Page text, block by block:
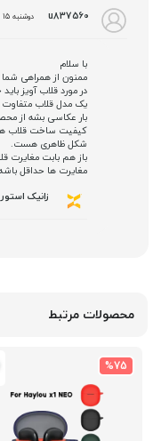
u837560
دوشنبه 15 اردیبهشت 1404 - 14:56
با سلام
ممنون از همراهی
در مورد قلاب آویز
یک مدل قلاب
بار عکاسی بشه از
کیفیت ساخت قلاب ها
شکل ظاهری هست.
باز هم بابت مغایرت
مغایرت ها حداقل
زانیک استور
محصولات مرتبط
%75